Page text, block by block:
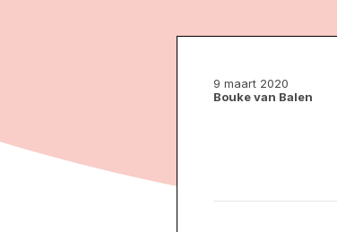
9 maart 2020
Bouke van Balen